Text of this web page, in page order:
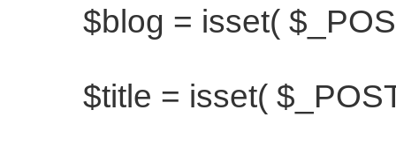
$blog = isset(
$title = isset(